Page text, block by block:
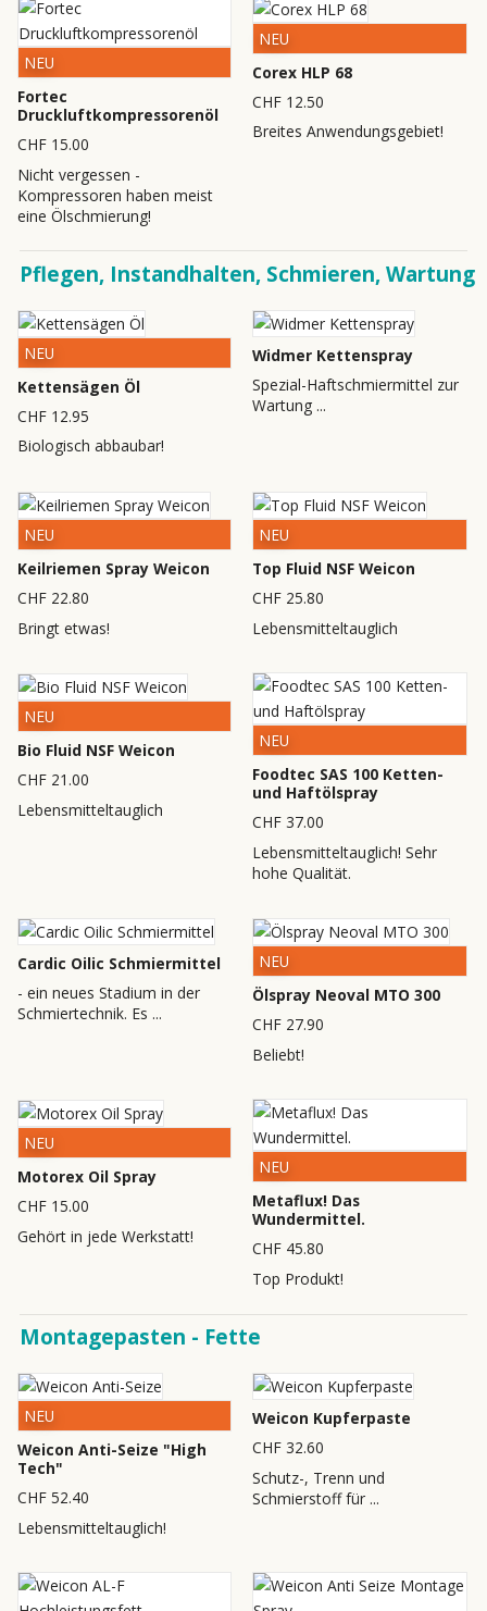
NEU
Fortec
Druckluftkompressorenöl
CHF 15.00
Nicht vergessen -
Kompressoren haben meist
eine Ölschmierung!
NEU
Corex HLP 68
CHF 12.50
Breites Anwendungsgebiet!
Pflegen, Instandhalten, Schmieren, Wartung
NEU
Kettensägen Öl
CHF 12.95
Biologisch abbaubar!
Widmer Kettenspray
Spezial-Haftschmiermittel zur
Wartung ...
NEU
Keilriemen Spray Weicon
CHF 22.80
Bringt etwas!
NEU
Top Fluid NSF Weicon
CHF 25.80
Lebensmitteltauglich
NEU
Bio Fluid NSF Weicon
CHF 21.00
Lebensmitteltauglich
NEU
Foodtec SAS 100 Ketten-
und Haftölspray
CHF 37.00
Lebensmitteltauglich! Sehr
hohe Qualität.
Cardic Oilic Schmiermittel
- ein neues Stadium in der
Schmiertechnik. Es ...
NEU
Ölspray Neoval MTO 300
CHF 27.90
Beliebt!
NEU
Motorex Oil Spray
CHF 15.00
Gehört in jede Werkstatt!
NEU
Metaflux! Das
Wundermittel.
CHF 45.80
Top Produkt!
Montagepasten - Fette
NEU
Weicon Anti-Seize "High
Tech"
CHF 52.40
Lebensmitteltauglich!
Weicon Kupferpaste
CHF 32.60
Schutz-, Trenn und
Schmierstoff für ...